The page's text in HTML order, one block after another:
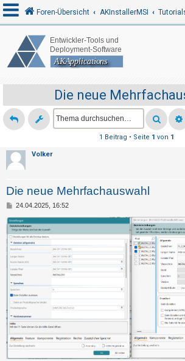
A
e
l
e
n
R
e
g
i
s
t
r
i
e
r
e
Foren-Übersicht AKInstallerMSI
Die neue
1 Beitrag • Seite 1 von 1
Volker
Die neue Mehrfachauswahl
B
i
t
r
a
g
24.04.2025, 16:52